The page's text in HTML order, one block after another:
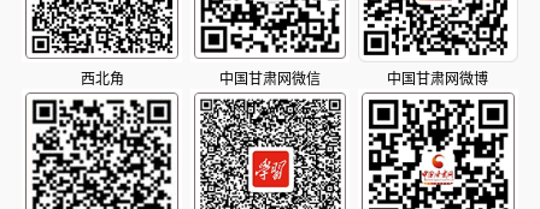
西北角 中国甘肃网微信 中国甘肃网微博